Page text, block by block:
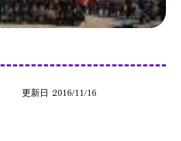
更新日 2016/11/16